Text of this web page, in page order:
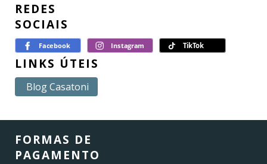
REDES
SOCIAIS
LINKS ÚTEIS
Blog Casatoni
FORMAS DE
PAGAMENTO